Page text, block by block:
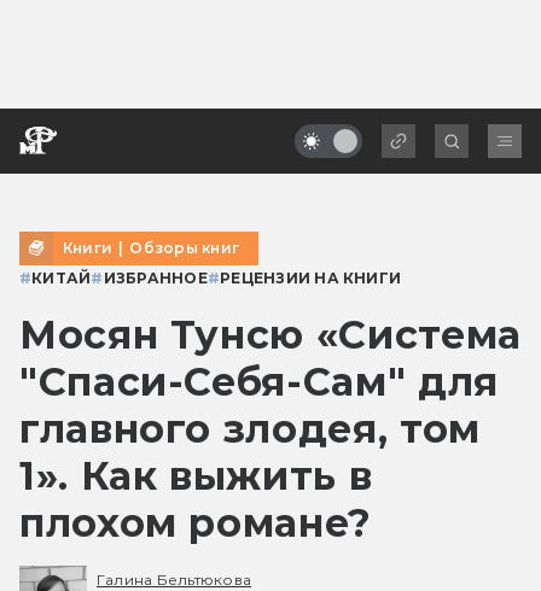
Книги | Обзоры книг
#КИТАЙ# ИЗБРАННОЕ#РЕЦЕНЗИИ НА КНИГИ
Мосян Тунсю «Система
"Спаси-Себя-Сам" для
главного злодея, том
1». Как выжить в
плохом романе?
Галина Бельтюкова